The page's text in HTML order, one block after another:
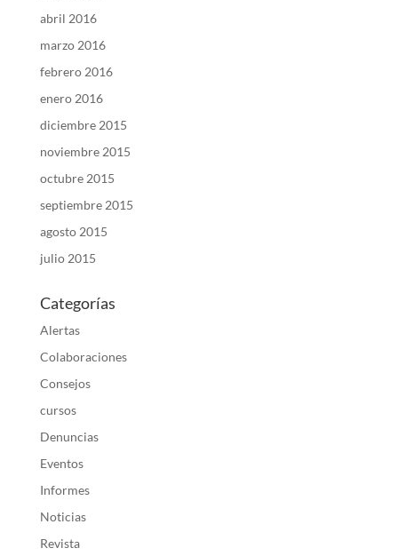
abril 2016
marzo 2016
febrero 2016
enero 2016
diciembre 2015
noviembre 2015
octubre 2015
septiembre 2015
agosto 2015
julio 2015
Categorías
Alertas
Colaboraciones
Consejos
cursos
Denuncias
Eventos
Informes
Noticias
Revista